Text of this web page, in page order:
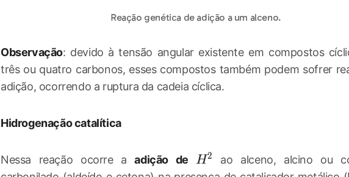
Reação genética de adição a um alceno.
Observação: devido à tensão angular existente em compostos
três ou quatro carbonos, esses compostos também podem sofrer
adição, ocorrendo a ruptura da cadeia cíclica.
Hidrogenação catalítica
Nessa reação ocorre aadição de H^{2}
H2
ao alceno, alcino ou